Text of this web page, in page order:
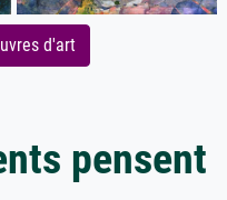
d'art
pensent